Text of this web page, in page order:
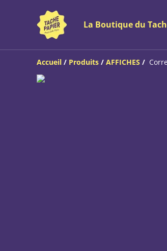
La Boutique du
Accueil / Produits / AFFICHES /